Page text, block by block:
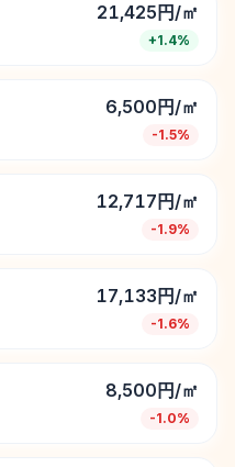
21,425円/㎡
+1.4%
6,500円/㎡
-1.5%
12,717円/㎡
-1.9%
17,133円/㎡
-1.6%
8,500円/㎡
-1.0%